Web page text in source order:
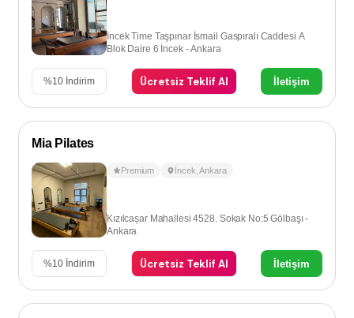
İncek Time Taşpınar İsmail Gaspıralı Caddesi A
Blok Daire 6 İncek - Ankara
%10 İndirim Ücretsiz Teklif Al İletişim
Mia Pilates
Premium İncek ,Ankara
Kızılcașar Mahallesi 4528. Sokak No:5 Gölbaşı -
Ankara
%10 İndirim Ücretsiz Teklif Al İletişim